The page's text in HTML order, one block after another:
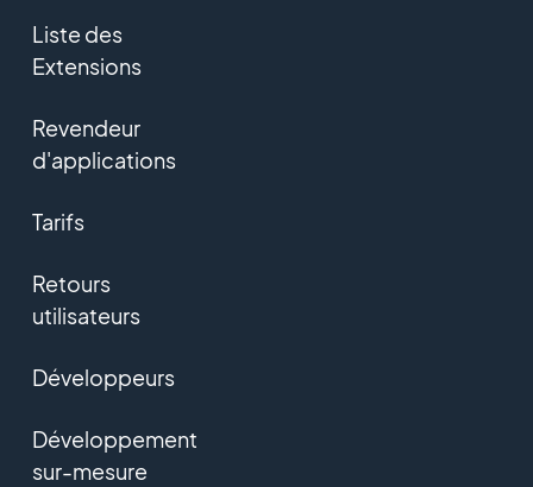
Liste des
Extensions
Revendeur
d'applications
Tarifs
Retours
utilisateurs
Développeurs
Développement
sur-mesure